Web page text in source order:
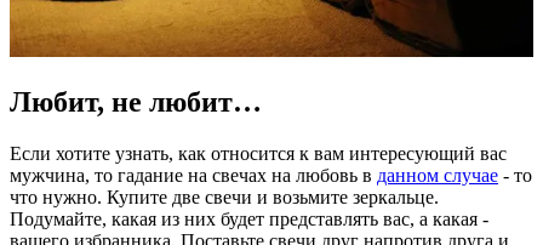
Любит, не любит…
Если хотите узнать, как относится к вам интересующий вас
мужчина, то гадание на свечах на любовь в данном случае - то
что нужно. Купите две свечи и возьмите зеркальце.
Подумайте, какая из них будет представлять вас, а какая -
вашего избранника. Поставьте свечи друг напротив друга и